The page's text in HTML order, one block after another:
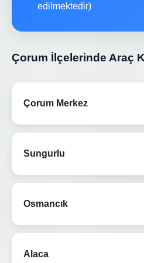
edilmektedir)
Çorum İlçelerinde Araç
Çorum Merkez
Sungurlu
Osmancık
Alaca